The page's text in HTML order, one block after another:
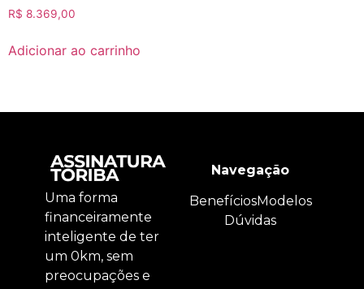
R$ 8.369,00
Adicionar ao carrinho
Uma forma
financeiramente
inteligente de ter
um 0km, sem
preocupações e
Navegação
BenefíciosModelos
Dúvidas